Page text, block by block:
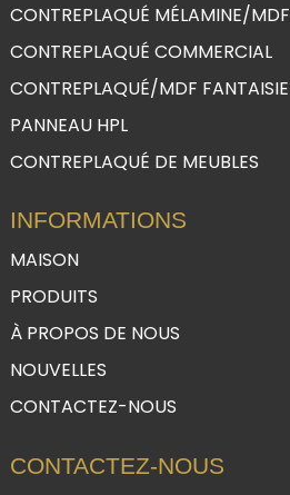
CONTREPLAQUÉ MÉLAMINE/MDF
CONTREPLAQUÉ COMMERCIAL
CONTREPLAQUÉ/MDF FANTAISIE
PANNEAU HPL
CONTREPLAQUÉ DE MEUBLES
INFORMATIONS
MAISON
PRODUITS
À PROPOS DE NOUS
NOUVELLES
CONTACTEZ-NOUS
CONTACTEZ-NOUS